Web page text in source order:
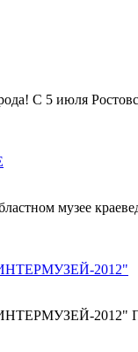
С 5 июля
музее
2012"
2012"